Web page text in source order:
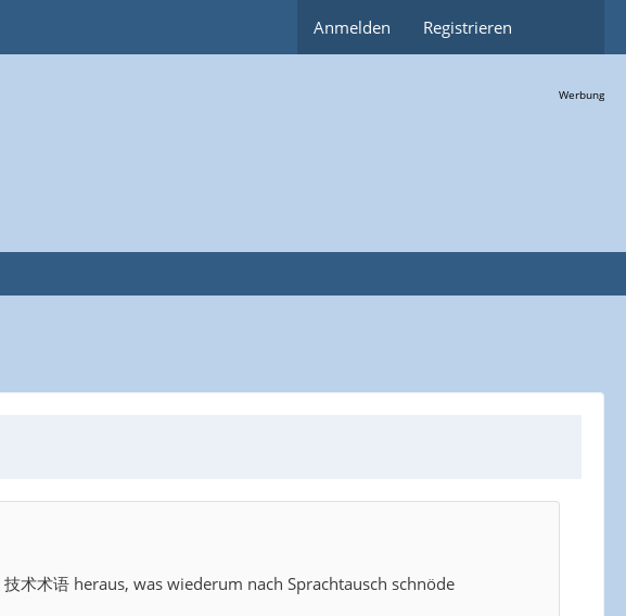
Anmelden Registrieren
Werbung
术术语 heraus, was wiederum nach Sprachtausch schnöde